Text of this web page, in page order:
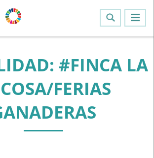
#FINCA LA
FERIAS